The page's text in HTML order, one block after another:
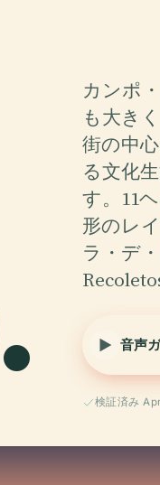
カンポ
も大き
街の中
る文化
す。11
形のレ
ラ・デ
音声
検証済み